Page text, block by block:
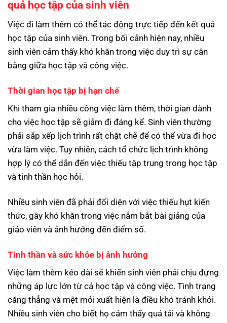
quả học tập của sinh viên
Việc đi làm thêm có thể tác động trực tiếp đến kết quả
học tập của sinh viên. Trong bối cảnh hiện nay, nhiều
sinh viên cảm thấy khó khăn trong việc duy trì sự cân
bằng giữa học tập và công việc.
Thời gian học tập bị hạn chế
Khi tham gia nhiều công việc làm thêm, thời gian dành
cho việc học tập sẽ giảm đi đáng kể. Sinh viên thường
phải sắp xếp lịch trình rất chặt chẽ để có thể vừa đi học
vừa làm việc. Tuy nhiên, cách tổ chức lịch trình không
hợp lý có thể dẫn đến việc thiếu tập trung trong học tập
và tinh thần học hỏi.
Nhiều sinh viên đã phải đối diện với việc thiếu hụt kiến
thức, gây khó khăn trong việc nắm bắt bài giảng của
giáo viên và ảnh hưởng đến điểm số.
Tinh thần và sức khỏe bị ảnh hưởng
Việc làm thêm kéo dài sẽ khiến sinh viên phải chịu đựng
những áp lực lớn từ cả học tập và công việc. Tình trạng
căng thẳng và mệt mỏi xuất hiện là điều khó tránh khỏi.
Nhiều sinh viên cho biết họ cảm thấy quá tải và không